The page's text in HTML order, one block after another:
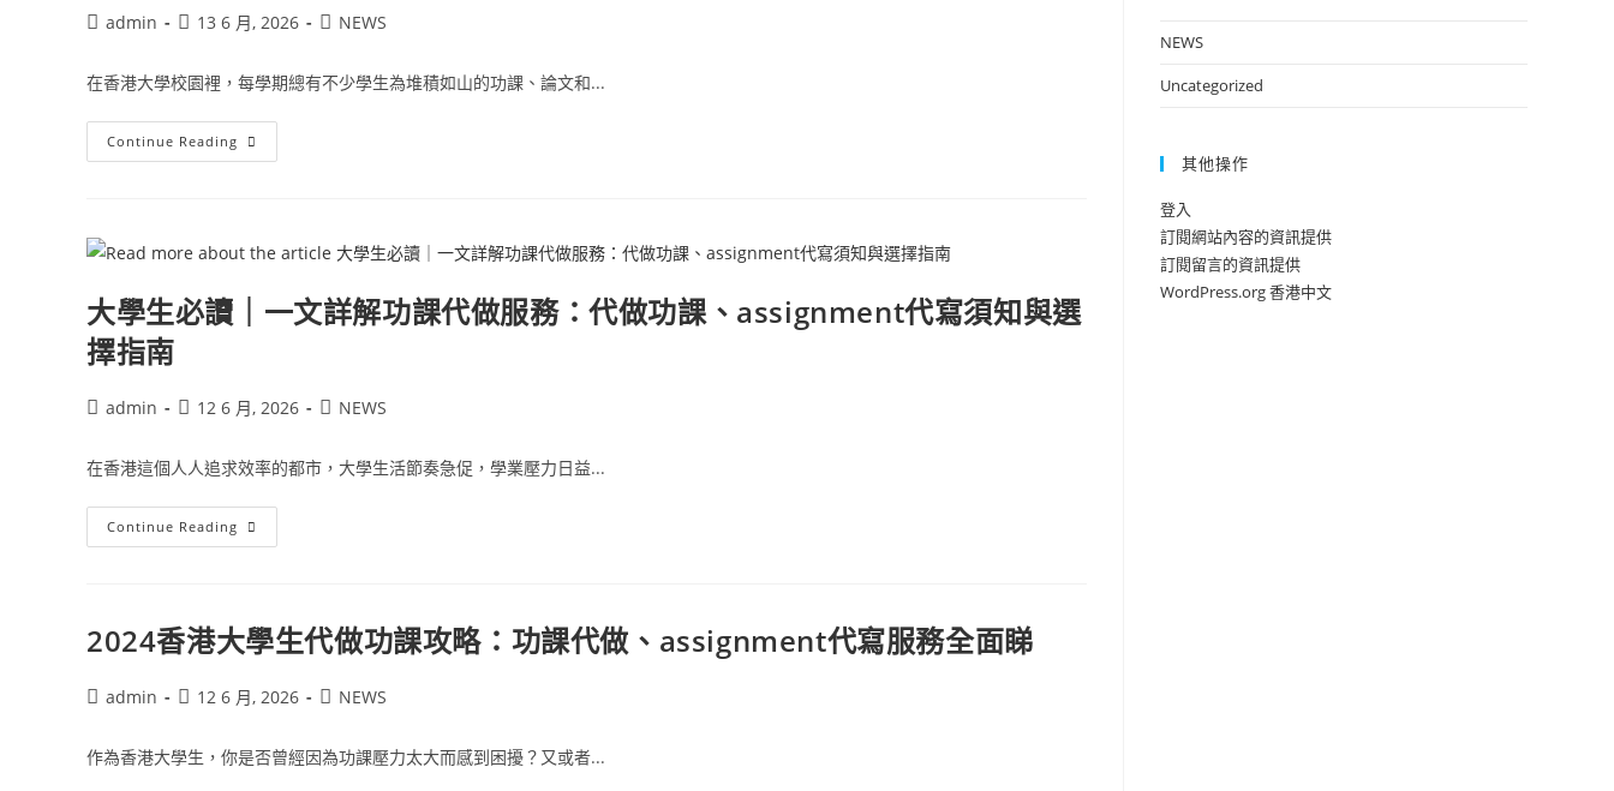
admin 13 6 月, 2026 NEWS
在香港大學校園裡，每學期總有不少學生為堆積如山的功課、論文和...
Continue Reading
大學生必讀｜一文詳解功課代做服務：代做功課、assignment代寫須知與選
擇指南
admin 12 6 月, 2026 NEWS
在香港這個人人追求效率的都市，大學生活節奏急促，學業壓力日益...
Continue Reading
2024香港大學生代做功課攻略：功課代做、assignment代寫服務全面睇
admin 12 6 月, 2026 NEWS
作為香港大學生，你是否曾經因為功課壓力太大而感到困擾？又或者...
NEWS
Uncategorized
其他操作
登入
訂閱網站內容的資訊提供
訂閱留言的資訊提供
WordPress.org 香港中文